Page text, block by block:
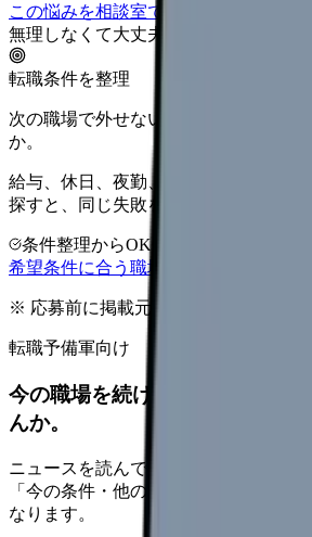
この悩みを相談室で整理する
無理しなくて大丈夫
転職条件を整理
次の職場で外せない条件を、求人を見
か。
給与、休日、夜勤、通勤、人間関係。
探すと、同じ失敗を繰り返しにくくな
条件整理からOK
希望条件に合う職場を相談する
※ 応募前に掲載元の最新情報を確認し
転職予備軍向け
今の職場を続けるか、条件を比
んか。
ニュースを読んで不安が強くなった時
「今の条件・他の選択肢・相談先」を
なります。